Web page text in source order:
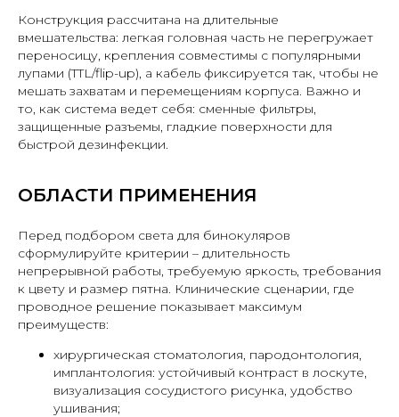
Конструкция рассчитана на длительные
вмешательства: легкая головная часть не перегружает
переносицу, крепления совместимы с популярными
лупами (TTL/flip-up), а кабель фиксируется так, чтобы не
мешать захватам и перемещениям корпуса. Важно и
то, как система ведет себя: сменные фильтры,
защищенные разъемы, гладкие поверхности для
быстрой дезинфекции.
ОБЛАСТИ ПРИМЕНЕНИЯ
Перед подбором света для бинокуляров
сформулируйте критерии – длительность
непрерывной работы, требуемую яркость, требования
к цвету и размер пятна. Клинические сценарии, где
проводное решение показывает максимум
преимуществ:
хирургическая стоматология, пародонтология,
имплантология: устойчивый контраст в лоскуте,
визуализация сосудистого рисунка, удобство
ушивания;